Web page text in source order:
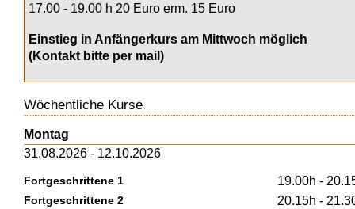
17.00 - 19.00 h 20 Euro erm. 15 Euro
Einstieg in Anfängerkurs am Mittwoch möglich
(Kontakt bitte per mail)
Wöchentliche Kurse
Montag
31.08.2026 - 12.10.2026
Fortgeschrittene 1 19.00h -
Fortgeschrittene 2 20.15h -